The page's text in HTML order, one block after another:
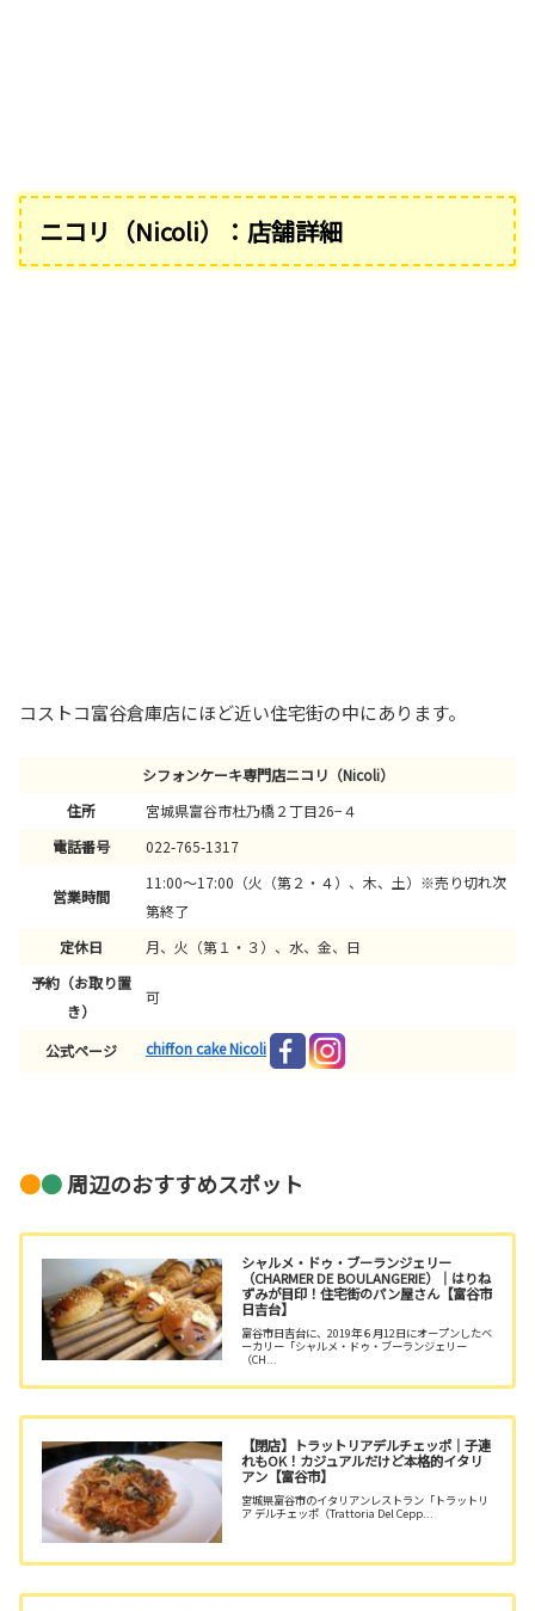
ニコリ（Nicoli）：店舗詳細
コストコ富谷倉庫店にほど近い住宅街の中にあります。
シフォンケーキ専門店ニコリ（Nicoli）
住所
宮城県富谷市杜乃橋２丁目26−４
電話番号
022-765-1317
営業時間
11:00～17:00（火（第２・４）、木、土）※売り切れ次
第終了
定休日
月、火（第１・３）、水、金、日
予約（お取り置
き）
可
公式ページ chiffon cake Nicoli
●●周辺のおすすめスポット
シャルメ・ドゥ・ブーランジェリー
（CHARMER DE BOULANGERIE）｜はりね
ずみが目印！住宅街のパン屋さん【富谷市
日吉台】
富谷市日吉台に、2019年６月12日にオープンしたベ
ーカリー「シャルメ・ドゥ・ブーランジェリー
（CH...
【閉店】トラットリアデルチェッポ｜子連
れもOK！カジュアルだけど本格的イタリ
アン【富谷市】
宮城県富谷市のイタリアンレストラン「トラットリ
ア デルチェッポ（Trattoria Del Cepp...